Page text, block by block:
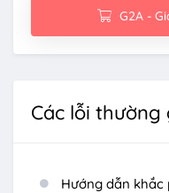
G2A -
Các lỗi thường
Hướng dẫn khắc